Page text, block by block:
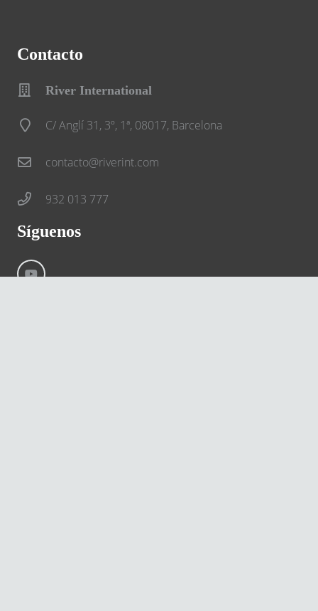
Contacto
River International
C/ Anglí 31, 3º, 1ª, 08017, Barcelona
contacto@riverint.com
932 013 777
Síguenos